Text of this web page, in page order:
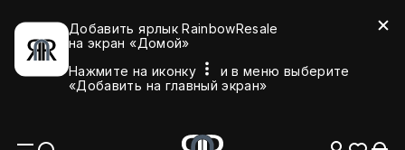
Добавить ярлык RainbowResale
на экран «Домой»
Нажмите на иконку
и в меню выберите
«Добавить на главный экран»